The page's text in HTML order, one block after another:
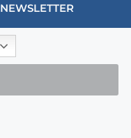
NEWSLETTER